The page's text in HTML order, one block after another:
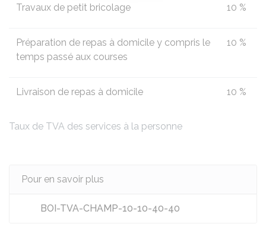
Taux de TVA des services à la personne
Travaux de petit bricolage 10 %
Préparation de repas à domicile y compris le
temps passé aux courses
10 %
Livraison de repas à domicile 10 %
Pour en savoir plus
BOI-TVA-CHAMP-10-10-40-40